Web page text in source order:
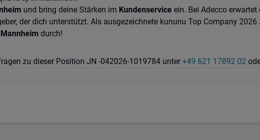
und bring deine Stärken im Kundenservice ein. Bei Adecco
der dich unterstützt. Als ausgezeichnete kununu Top Company
Mannheim durch!
zu dieser Position JN -042026-1019784 unter +49 621 17892 02